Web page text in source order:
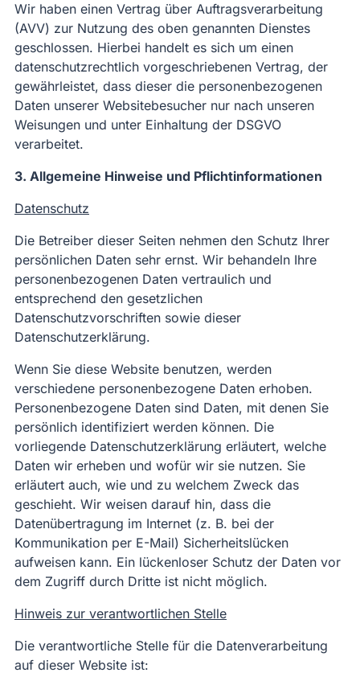
Wir haben einen Vertrag über Auftragsverarbeitung
(AVV) zur Nutzung des oben genannten Dienstes
geschlossen. Hierbei handelt es sich um einen
datenschutzrechtlich vorgeschriebenen Vertrag, der
gewährleistet, dass dieser die personenbezogenen
Daten unserer Websitebesucher nur nach unseren
Weisungen und unter Einhaltung der DSGVO
verarbeitet.
3. Allgemeine Hinweise und Pflichtinformationen
Datenschutz
Die Betreiber dieser Seiten nehmen den Schutz Ihrer
persönlichen Daten sehr ernst. Wir behandeln Ihre
personenbezogenen Daten vertraulich und
entsprechend den gesetzlichen
Datenschutzvorschriften sowie dieser
Datenschutzerklärung.
Wenn Sie diese Website benutzen, werden
verschiedene personenbezogene Daten erhoben.
Personenbezogene Daten sind Daten, mit denen Sie
persönlich identifiziert werden können. Die
vorliegende Datenschutzerklärung erläutert, welche
Daten wir erheben und wofür wir sie nutzen. Sie
erläutert auch, wie und zu welchem Zweck das
geschieht. Wir weisen darauf hin, dass die
Datenübertragung im Internet (z. B. bei der
Kommunikation per E-Mail) Sicherheitslücken
aufweisen kann. Ein lückenloser Schutz der Daten vor
dem Zugriff durch Dritte ist nicht möglich.
Hinweis zur verantwortlichen Stelle
Die verantwortliche Stelle für die Datenverarbeitung
auf dieser Website ist: